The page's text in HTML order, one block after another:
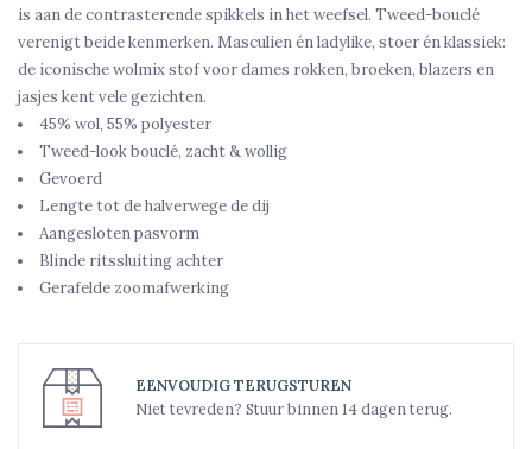
is aan de contrasterende spikkels in het weefsel. Tweed-bouclé
verenigt beide kenmerken. Masculien én ladylike, stoer én klassiek:
de iconische wolmix stof voor dames rokken, broeken, blazers en
jasjes kent vele gezichten.
45% wol, 55% polyester
Tweed-look bouclé, zacht & wollig
Gevoerd
Lengte tot de halverwege de dij
Aangesloten pasvorm
Blinde ritssluiting achter
Gerafelde zoomafwerking
EENVOUDIG TERUGSTUREN
Niet tevreden? Stuur binnen 14 dagen terug.